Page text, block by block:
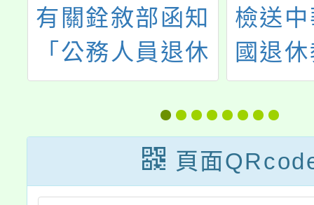
有關銓敘部函知
「公務人員退休
資遣撫卹法」第
45條第4項所定
遺族領有定期性
給付，不得擇領
檢送
國退
招募
頁面